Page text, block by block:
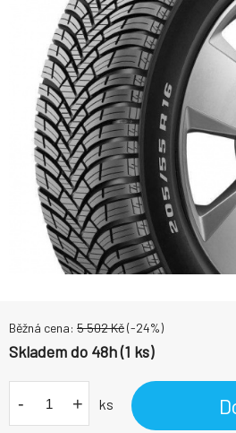
Běžná cena: 5 502Kč(-24%)
Skladem do 48h (1 ks)
- + ks